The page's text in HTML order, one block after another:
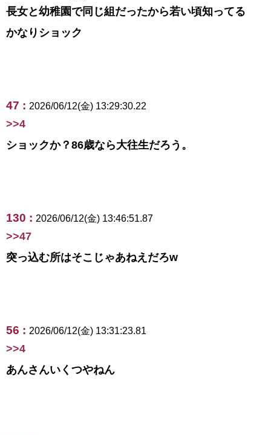
長女と幼稚園で同じ組だったから若い頃知ってる
かなりショック
47 : 2026/06/12(金) 13:29:30.22
>>4
ショックか？86歳なら大往生だろう。
130 : 2026/06/12(金) 13:46:51.87
>>47
突っ込む所はそこじゃあねえだろw
56 : 2026/06/12(金) 13:31:23.81
>>4
あんさんいくつやねん